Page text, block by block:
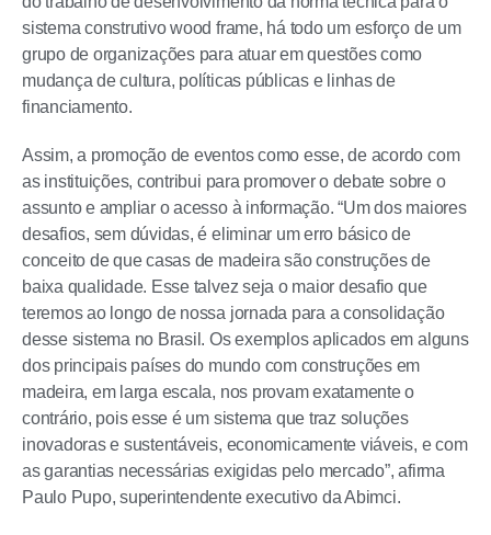
sistema construtivo wood frame, há todo um esforço de um
grupo de organizações para atuar em questões como
mudança de cultura, políticas públicas e linhas de
financiamento.
Assim, a promoção de eventos como esse, de acordo com
as instituições, contribui para promover o debate sobre o
assunto e ampliar o acesso à informação. “Um dos maiores
desafios, sem dúvidas, é eliminar um erro básico de
conceito de que casas de madeira são construções de
baixa qualidade. Esse talvez seja o maior desafio que
teremos ao longo de nossa jornada para a consolidação
desse sistema no Brasil. Os exemplos aplicados em alguns
dos principais países do mundo com construções em
madeira, em larga escala, nos provam exatamente o
contrário, pois esse é um sistema que traz soluções
inovadoras e sustentáveis, economicamente viáveis, e com
as garantias necessárias exigidas pelo mercado”, afirma
Paulo Pupo, superintendente executivo da Abimci.